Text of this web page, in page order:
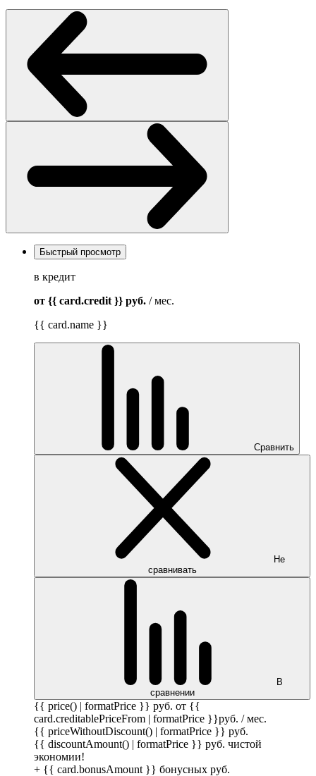
Быстрый просмотр
в кредит
от {{ card.credit }} руб. / мес.
{{ card.name }}
Сравнить
Не
сравнивать
В
сравнении
{{ price() | formatPrice }} руб. от {{
card.creditablePriceFrom | formatPrice }}руб. / мес.
{{ priceWithoutDiscount() | formatPrice }} руб.
{{ discountAmount() | formatPrice }} руб. чистой
экономии!
+ {{ card.bonusAmount }} бонусных руб.